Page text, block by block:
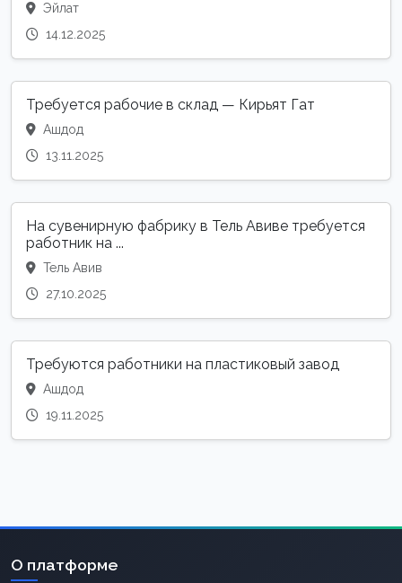
Эйлат
14.12.2025
Требуется рабочие в склад — Кирьят Гат
Ашдод
13.11.2025
На сувенирную фабрику в Тель Авиве требуется
работник на ...
Тель Авив
27.10.2025
Требуются работники на пластиковый завод
Ашдод
19.11.2025
О платформе